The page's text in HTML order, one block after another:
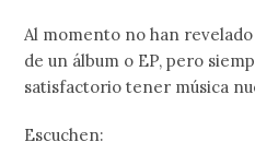
Al momento no han
de un álbum o EP, pero
satisfactorio tener música
Escuchen: